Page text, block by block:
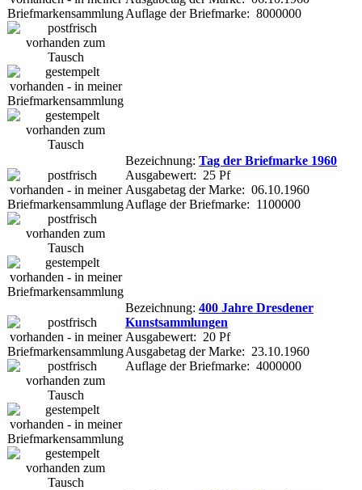
Auflage der Briefmarke: 8000000
Bezeichnung: Tag der Briefmarke 1960
Ausgabewert: 25 Pf
Ausgabetag der Marke: 06.10.1960
Auflage der Briefmarke: 1100000
Bezeichnung: 400 Jahre Dresdener
Kunstsammlungen
Ausgabewert: 20 Pf
Ausgabetag der Marke: 23.10.1960
Auflage der Briefmarke: 4000000